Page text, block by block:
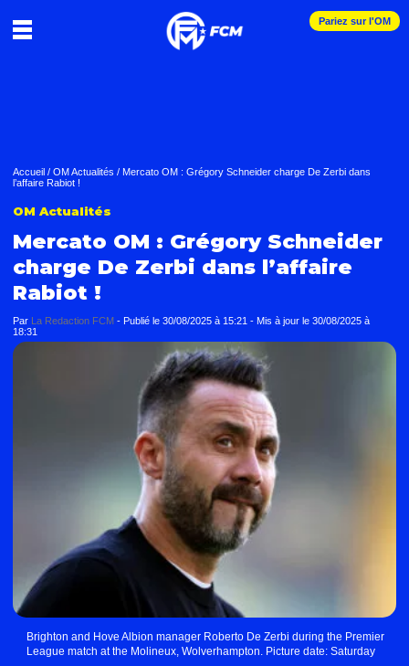
Pariez sur l'OM
Accueil / OM Actualités / Mercato OM : Grégory Schneider charge De Zerbi dans
l’affaire Rabiot !
OM Actualités
Mercato OM : Grégory Schneider
charge De Zerbi dans l’affaire
Rabiot !
Par La Redaction FCM - Publié le 30/08/2025 à 15:21 - Mis à jour le 30/08/2025 à
18:31
Brighton and Hove Albion manager Roberto De Zerbi during the Premier
League match at the Molineux, Wolverhampton. Picture date: Saturday